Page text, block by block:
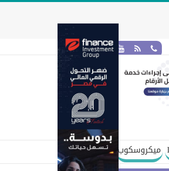
ميكروسكوب